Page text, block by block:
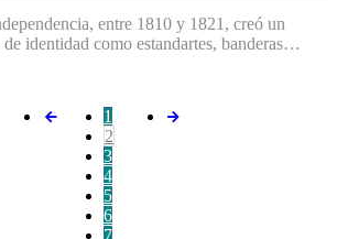
entre 1810 y 1821, creó un
identidad como estandartes, banderas…
1
2
3
4
5
6